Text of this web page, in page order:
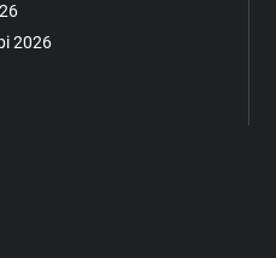
2026